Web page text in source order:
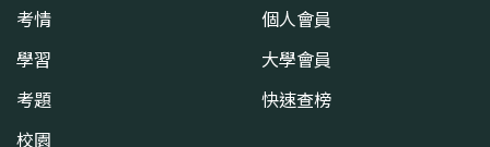
考情
學習
考題
校園
個人會員
大學會員
快速查榜